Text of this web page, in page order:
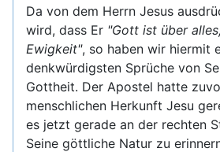
Da von dem Herrn Jesus
wird, dass Er "Gott ist über
Ewigkeit", so haben wir hiermit
denkwürdigsten Sprüche von
Gottheit. Der Apostel hatte
menschlichen Herkunft Jesu
es jetzt gerade an der rechten
Seine göttliche Natur zu